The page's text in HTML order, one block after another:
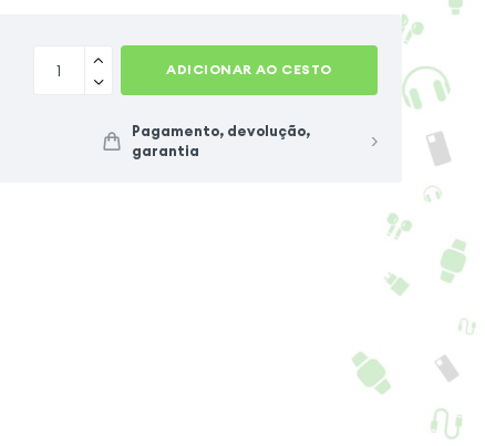
ADICIONAR AO CESTO
Pagamento, devolução,
garantia